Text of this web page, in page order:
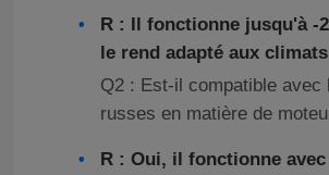
R : Il fonctionne jusqu'à -
le rend adapté aux
Q2 : Est-il compatible avec
russes en matière de
R : Oui, il fonctionne